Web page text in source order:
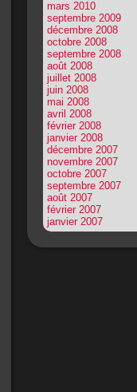
mars 2010
septembre 2009
décembre 2008
octobre 2008
septembre 2008
août 2008
juillet 2008
juin 2008
mai 2008
avril 2008
février 2008
janvier 2008
décembre 2007
novembre 2007
octobre 2007
septembre 2007
août 2007
février 2007
janvier 2007